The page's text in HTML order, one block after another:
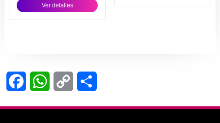
Ver detalles
FacebookWhatsApp
Copy